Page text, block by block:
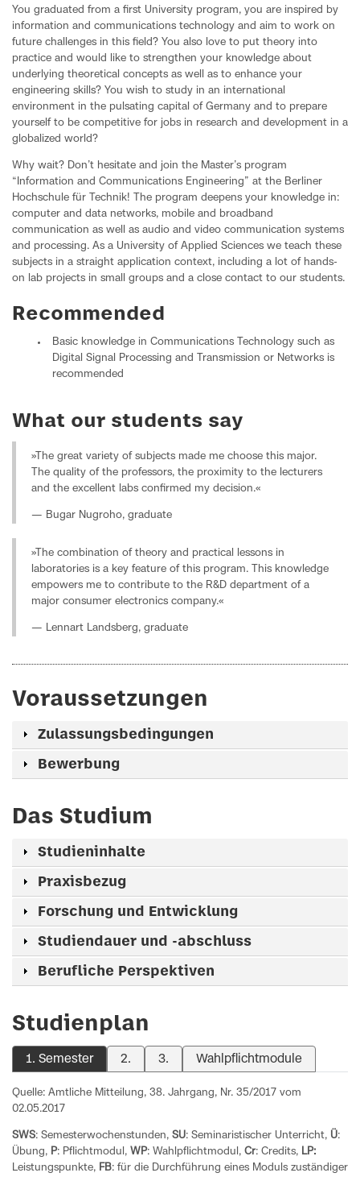
You graduated from a first University program, you are inspired by
information and communications technology and aim to work on
future challenges in this field? You also love to put theory into
practice and would like to strengthen your knowledge about
underlying theoretical concepts as well as to enhance your
engineering skills? You wish to study in an international
environment in the pulsating capital of Germany and to prepare
yourself to be competitive for jobs in research and development in a
globalized world?
Why wait? Don’t hesitate and join the Master’s program
“Information and Communications Engineering” at the Berliner
Hochschule für Technik! The program deepens your knowledge in:
computer and data networks, mobile and broadband
communication as well as audio and video communication systems
and processing. As a University of Applied Sciences we teach these
subjects in a straight application context, including a lot of hands-
on lab projects in small groups and a close contact to our students.
Recommended
Basic knowledge in Communications Technology such as
Digital Signal Processing and Transmission or Networks is
recommended
What our students say
»The great variety of subjects made me choose this major.
The quality of the professors, the proximity to the lecturers
and the excellent labs confirmed my decision.«
— Bugar Nugroho, graduate
»The combination of theory and practical lessons in
laboratories is a key feature of this program. This knowledge
empowers me to contribute to the R&D department of a
major consumer electronics company.«
— Lennart Landsberg, graduate
Voraussetzungen
Zulassungsbedingungen
Bewerbung
Das Studium
Studieninhalte
Praxisbezug
Forschung und Entwicklung
Studiendauer und -abschluss
Berufliche Perspektiven
Studienplan
1. Semester 2. 3. Wahlpflichtmodule
Quelle: Amtliche Mitteilung, 38. Jahrgang, Nr. 35/2017 vom
02.05.2017
SWS: Semesterwochenstunden, SU: Seminaristischer Unterricht, Ü:
Übung, P: Pflichtmodul, WP: Wahlpflichtmodul, Cr: Credits, LP:
Leistungspunkte, FB: für die Durchführung eines Moduls zuständiger